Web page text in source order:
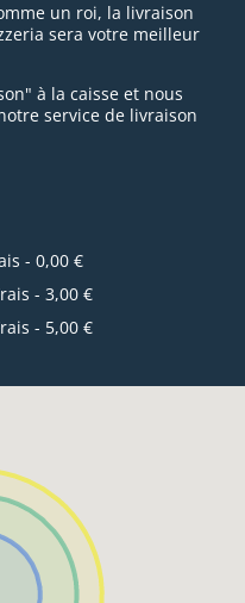
un roi, la livraison
sera votre meilleur
à la caisse et nous
service de livraison
- 0,00 €
- 3,00 €
- 5,00 €